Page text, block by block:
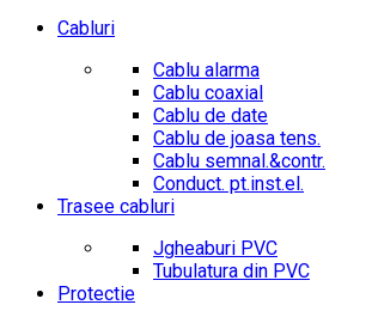
Cabluri
Cablu alarma
Cablu coaxial
Cablu de date
Cablu de joasa tens.
Cablu semnal.&contr.
Conduct. pt.inst.el.
Trasee cabluri
Jgheaburi PVC
Tubulatura din PVC
Protectie